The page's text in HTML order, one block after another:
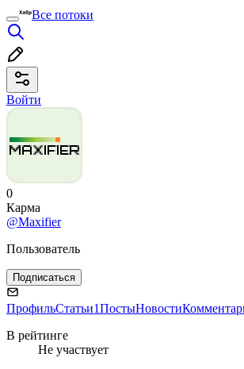
Все потоки
Войти
0
Карма
@Maxifier
Пользователь
Подписаться
ПрофильСтатьи1ПостыНовости
В рейтинге
Не участвует